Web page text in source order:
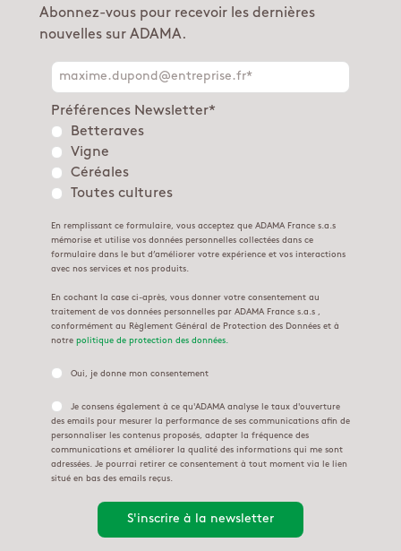
Abonnez-vous pour recevoir les dernières
nouvelles sur ADAMA.
Préférences Newsletter*
Betteraves
Vigne
Céréales
Toutes cultures
En remplissant ce formulaire, vous acceptez que ADAMA France s.a.s
mémorise et utilise vos données personnelles collectées dans ce
formulaire dans le but d’améliorer votre expérience et vos interactions
avec nos services et nos produits.
En cochant la case ci-après, vous donner votre consentement au
traitement de vos données personnelles par ADAMA France s.a.s ,
conformément au Règlement Général de Protection des Données et à
notre politique de protection des données.
Oui, je donne mon consentement
Je consens également à ce qu'ADAMA analyse le taux d'ouverture
des emails pour mesurer la performance de ses communications afin de
personnaliser les contenus proposés, adapter la fréquence des
communications et améliorer la qualité des informations qui me sont
adressées. Je pourrai retirer ce consentement à tout moment via le lien
situé en bas des emails reçus.